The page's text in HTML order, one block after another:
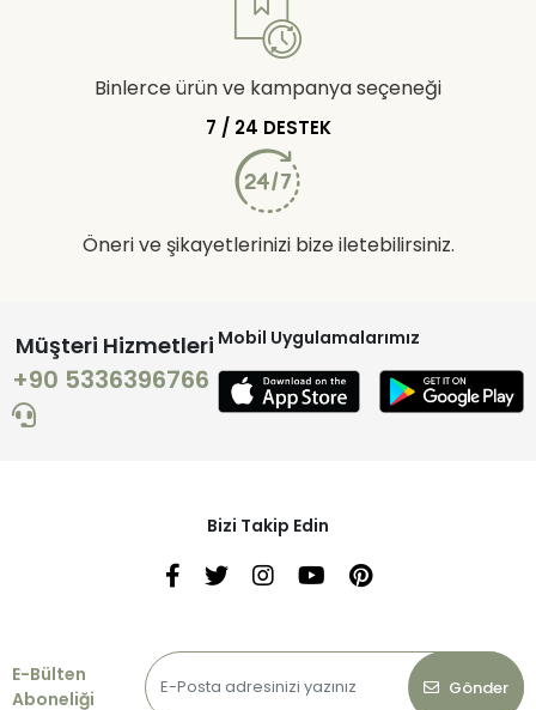
Binlerce ürün ve kampanya seçeneği
7 / 24 DESTEK
Öneri ve şikayetlerinizi bize iletebilirsiniz.
Müşteri Hizmetleri
+90 5336396766
Mobil Uygulamalarımız
Bizi Takip Edin
E-Bülten
Aboneliği
Gönder